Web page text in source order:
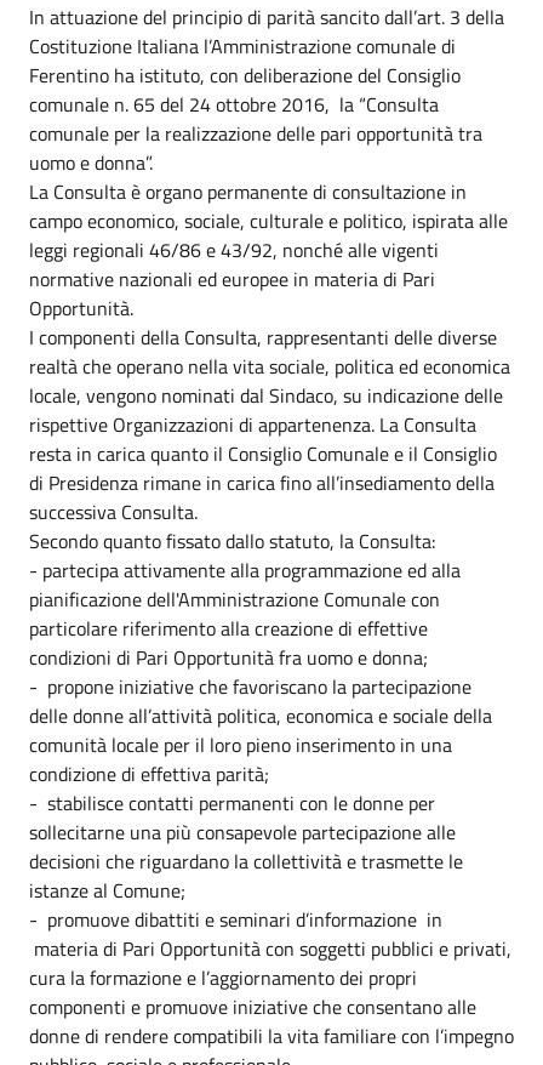
In attuazione del principio di parità sancito dall’art. 3 della
Costituzione Italiana l’Amministrazione comunale di
Ferentino ha istituto, con deliberazione del Consiglio
comunale n. 65 del 24 ottobre 2016, la “Consulta
comunale per la realizzazione delle pari opportunità tra
uomo e donna”.
La Consulta è organo permanente di consultazione in
campo economico, sociale, culturale e politico, ispirata alle
leggi regionali 46/86 e 43/92, nonché alle vigenti
normative nazionali ed europee in materia di Pari
Opportunità.
I componenti della Consulta, rappresentanti delle diverse
realtà che operano nella vita sociale, politica ed economica
locale, vengono nominati dal Sindaco, su indicazione delle
rispettive Organizzazioni di appartenenza. La Consulta
resta in carica quanto il Consiglio Comunale e il Consiglio
di Presidenza rimane in carica fino all’insediamento della
successiva Consulta.
Secondo quanto fissato dallo statuto, la Consulta:
- partecipa attivamente alla programmazione ed alla
pianificazione dell'Amministrazione Comunale con
particolare riferimento alla creazione di effettive
condizioni di Pari Opportunità fra uomo e donna;
- propone iniziative che favoriscano la partecipazione
delle donne all’attività politica, economica e sociale della
comunità locale per il loro pieno inserimento in una
condizione di effettiva parità;
- stabilisce contatti permanenti con le donne per
sollecitarne una più consapevole partecipazione alle
decisioni che riguardano la collettività e trasmette le
istanze al Comune;
- promuove dibattiti e seminari d’informazione in
materia di Pari Opportunità con soggetti pubblici e privati,
cura la formazione e l’aggiornamento dei propri
componenti e promuove iniziative che consentano alle
donne di rendere compatibili la vita familiare con l’impegno